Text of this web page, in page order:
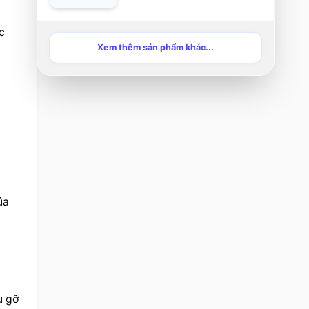
gỡ
Xem thêm sản phẩm khác...